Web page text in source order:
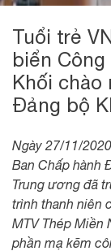
Tuổi trẻ
biển
Khối
Đảng bộ
Ngày 27/11/
Ban Chấp hành
Trung ương đã
trình thanh niên
MTV Thép Miền
phần mạ kẽm